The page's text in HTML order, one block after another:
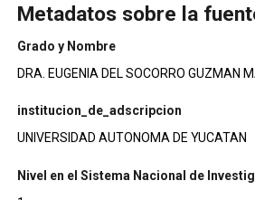
Metadatos sobre la
Grado y Nombre
DRA. EUGENIA DEL SOCORRO GUZMAN
institucion_de_adscripcion
UNIVERSIDAD AUTONOMA DE YUCATAN
Nivel en el Sistema Nacional de